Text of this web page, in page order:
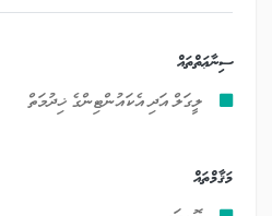
ސިނާޢަތްތައް
ލީގަލް އަދި އެކައުންޓިންގެ ޚިދުމަތް
މަޤާމްތައް